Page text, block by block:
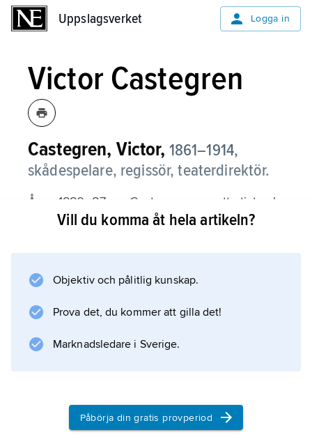
Uppslagsverket Logga in
Victor Castegren
Castegren, Victor, 1861–1914,
skådespelare, regissör, teaterdirektör.
Åren 1880–87 var Castegren operettartist och
komediskådespelare vid olika teatrar i
Vill du komma åt hela artikeln?
Objektiv och pålitlig kunskap.
Prova det, du kommer att gilla det!
Marknadsledare i Sverige.
Påbörja din gratis provperiod